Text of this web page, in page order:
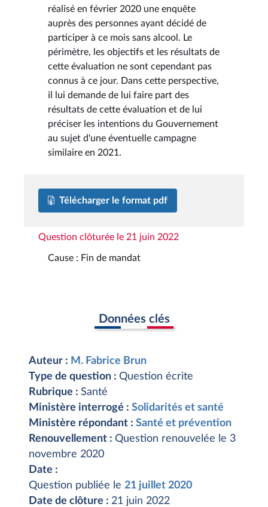
réalisé en février 2020 une enquête
auprès des personnes ayant décidé de
participer à ce mois sans alcool. Le
périmètre, les objectifs et les résultats de
cette évaluation ne sont cependant pas
connus à ce jour. Dans cette perspective,
il lui demande de lui faire part des
résultats de cette évaluation et de lui
préciser les intentions du Gouvernement
au sujet d'une éventuelle campagne
similaire en 2021.
Télécharger le format pdf
Question clôturée le 21 juin 2022
Cause : Fin de mandat
Données clés
Auteur : M. Fabrice Brun
Type de question : Question écrite
Rubrique : Santé
Ministère interrogé : Solidarités et santé
Ministère répondant : Santé et prévention
Renouvellement : Question renouvelée le 3
novembre 2020
Date :
Question publiée le 21 juillet 2020
Date de clôture : 21 juin 2022